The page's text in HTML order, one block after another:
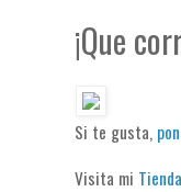
¡Que
Si te gusta,
Visita mi Tienda